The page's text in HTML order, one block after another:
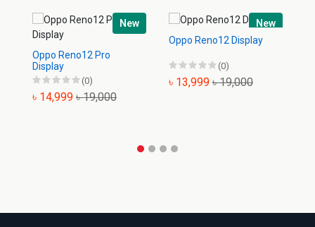
New
Oppo Reno12 Pro
Display
(0)
৳ 14,999 ৳ 19,000
New
Oppo Reno12 Display
(0)
৳ 13,999 ৳ 19,000